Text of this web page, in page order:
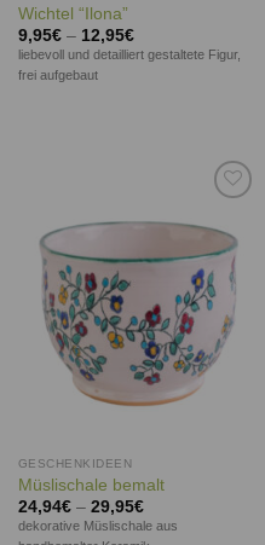
Wichtel “Ilona”
9,95€– 12,95€
liebevoll und detailliert gestaltete Figur,
frei aufgebaut
Wunschliste
GESCHENKIDEEN
Müslischale bemalt
24,94€– 29,95€
dekorative Müslischale aus